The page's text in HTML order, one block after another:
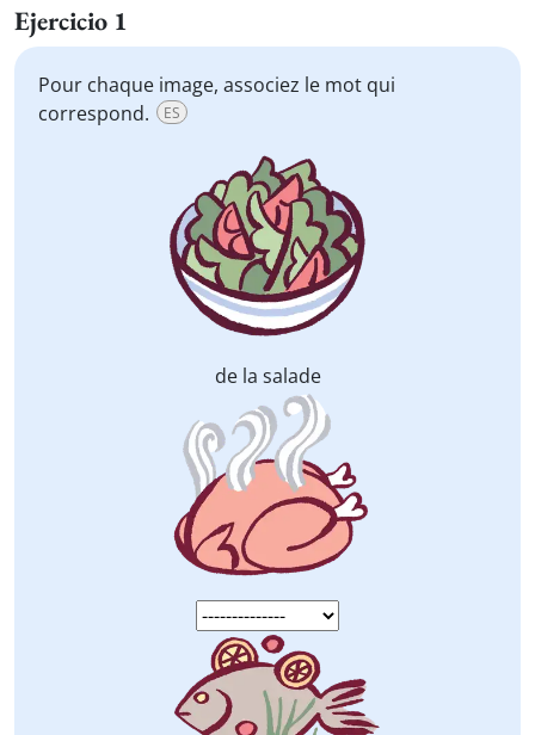
Ejercicio 1
Pour chaque image, associez le mot qui
correspond.
ES
de la salade